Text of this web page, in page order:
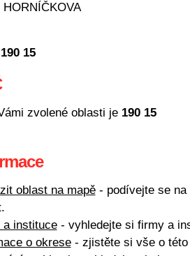
HORNÍČKOVA
190 15
zvolené oblasti je 190 15
oblast na mapě- podívejte se na
a instituce- vyhledejte si firmy a
o okrese- zjistěte si vše o této